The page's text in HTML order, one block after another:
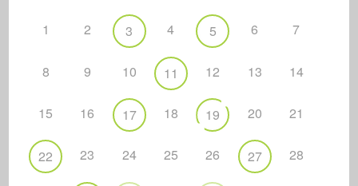
1
2 3 4 5 6 7
8 9 10 11 12 13 14
15 16 17 18 19 20 21
22 23 24 25 26 27 28